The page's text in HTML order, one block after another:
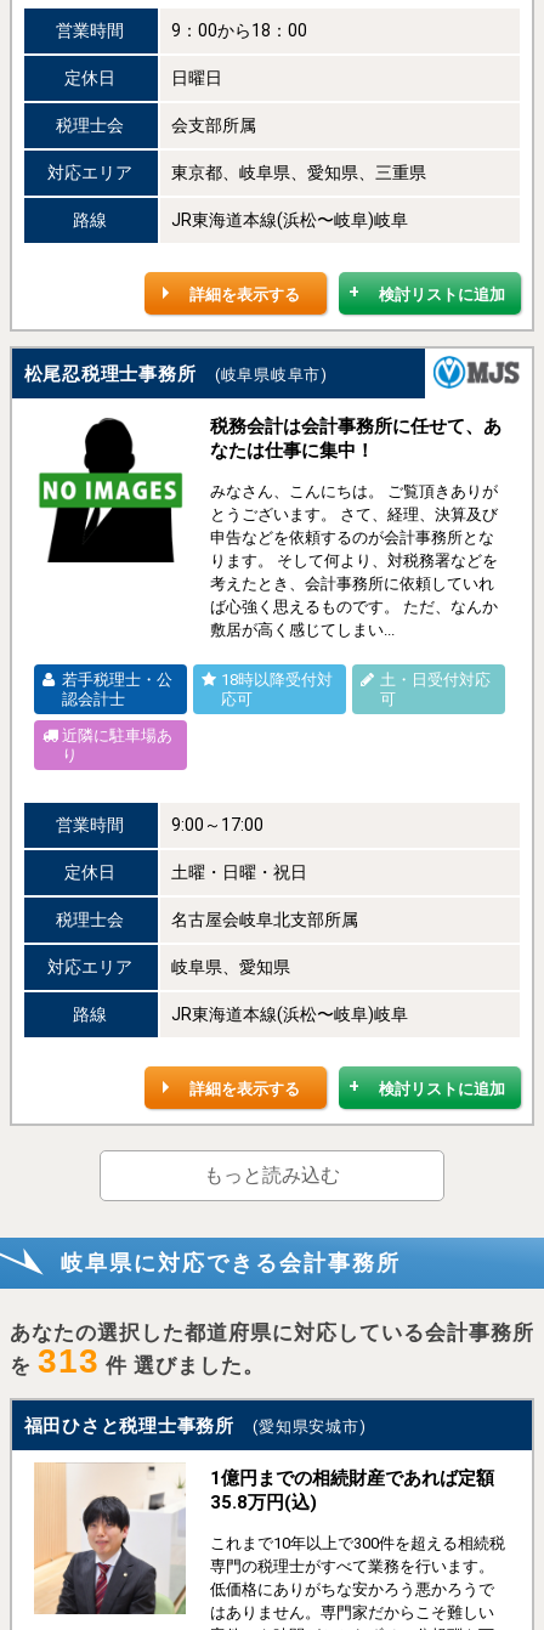
営業時間 9：00から18：00
定休日 日曜日
税理士会 会支部所属
対応エリア 東京都、岐阜県、愛知県、三重県
路線 JR東海道本線(浜松〜岐阜)岐阜
検討リストに追加
詳細を表示する
松尾忍税理士事務所 (岐阜県岐阜市)
税務会計は会計事務所に任せて、あ
なたは仕事に集中！
みなさん、こんにちは。 ご覧頂きありが
とうございます。 さて、経理、決算及び
申告などを依頼するのが会計事務所とな
ります。 そして何より、対税務署などを
考えたとき、会計事務所に依頼していれ
ば心強く思えるものです。 ただ、なんか
敷居が高く感じてしまい...
若手税理士・公
認会計士
18時以降受付対
応可
土・日受付対応
可
近隣に駐車場あ
り
営業時間 9:00～17:00
定休日 土曜・日曜・祝日
税理士会 名古屋会岐阜北支部所属
対応エリア 岐阜県、愛知県
路線 JR東海道本線(浜松〜岐阜)岐阜
検討リストに追加
詳細を表示する
もっと読み込む
岐阜県に対応できる会計事務所
あなたの選択した都道府県に対応している会計事務所
を 313 件 選びました。
福田ひさと税理士事務所 (愛知県安城市)
1億円までの相続財産であれば定額
35.8万円(込)
これまで10年以上で300件を超える相続税
専門の税理士がすべて業務を行います。
低価格にありがちな安かろう悪かろうで
はありません。専門家だからこそ難しい